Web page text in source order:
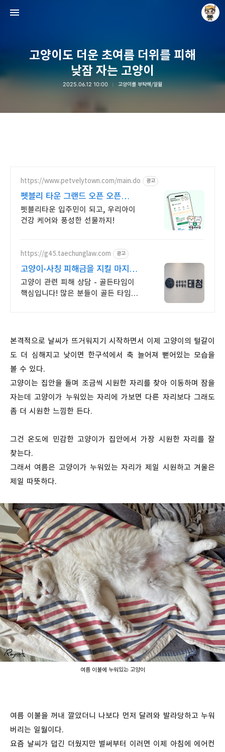
고양이도 더운 초여름 더위를 피해
낮잠 자는 고양이
2025.06.12 10:00 고양이를 부탁해/일월
https://www.petvelytown.com/main.do 광고
펫블리 타운 그랜드 오픈 오픈
이벤트 진행 중!
펫블리타운 입주민이 되고, 우리아이
건강 케어와 풍성한 선물까지!
https://g45.taechunglaw.com 광고
고양이-사칭 피해금을 지킬 마지막
기회
고양이 관련 피해 상담 - 골든타임이
핵심입니다! 많은 분들이 골든 타임을
본격적으로 날씨가 뜨거워지기 시작하면서 이제 고양이의 털갈이
도 더 심해지고 낮이면 한구석에서 축 늘어져 뻗어있는 모습을
볼 수 있다.
고양이는 집안을 돌며 조금씩 시원한 자리를 찾아 이동하며 잠을
자는데 고양이가 누워있는 자리에 가보면 다른 자리보다 그래도
좀 더 시원한 느낌한 든다.
그건 온도에 민감한 고양이가 집안에서 가장 시원한 자리를 잘
찾는다.
그래서 여름은 고양이가 누워있는 자리가 제일 시원하고 겨울은
제일 따뜻하다.
여름 이불에 누워있는 고양이
여름 이불을 꺼내 깔았더니 나보다 먼저 달려와 발라당하고 누워
버리는 일월이다.
요즘 날씨가 덥긴 더웠지만 벌써부터 이러면 이제 아침에 에어컨
Raycat : Photo and Story